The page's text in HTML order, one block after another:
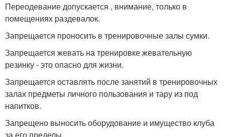
Переодевание допускается , внимание, только в
помещениях раздевалок.
Запрещается проносить в тренировочные залы сумки.
Запрещается жевать на тренировке жевательную
резинку - это опасно для жизни.
Запрещается оставлять после занятий в тренировочных
залах предметы личного пользования и тару из под
напитков.
Запрещено выносить оборудование и имущество клуба